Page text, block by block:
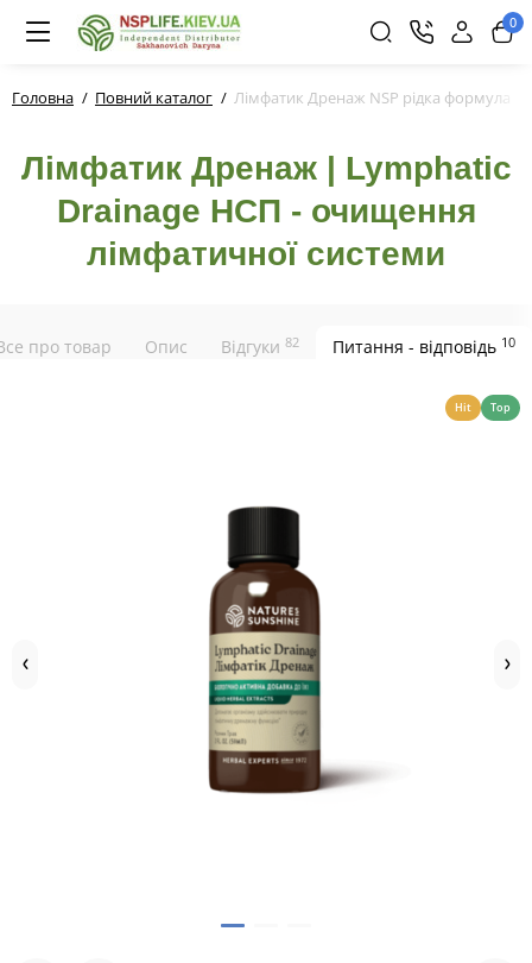
0
Головна Повний каталог Лімфатик Дренаж NSP рідка формула
Лімфатик Дренаж | Lymphatic
Drainage НСП - очищення
лімфатичної системи
про товар Опис Відгуки 82 Питання - відповідь 10
Hit Top